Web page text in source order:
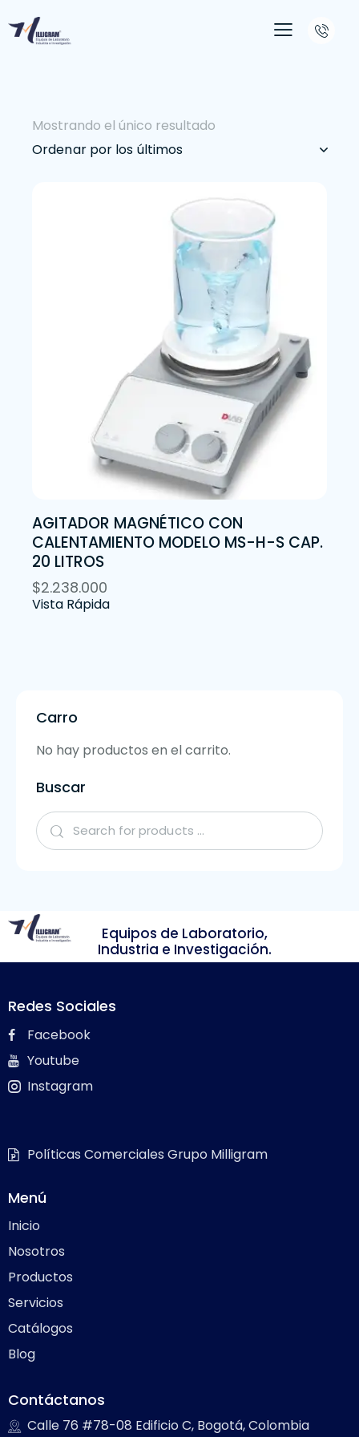
Mostrando el único resultado
AGITADOR MAGNÉTICO CON
CALENTAMIENTO MODELO MS-H-S CAP.
20 LITROS
$2.238.000
Vista Rápida
Carro
No hay productos en el carrito.
Buscar
Equipos de Laboratorio,
Industria e Investigación.
Redes Sociales
Facebook
Youtube
Instagram
Políticas Comerciales Grupo Milligram
Menú
Inicio
Nosotros
Productos
Servicios
Catálogos
Blog
Contáctanos
Calle 76 #78-08 Edificio C, Bogotá, Colombia